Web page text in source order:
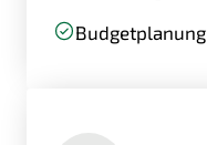
Budgetplanung